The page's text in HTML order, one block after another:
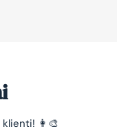
klienti! 👩‍🎨